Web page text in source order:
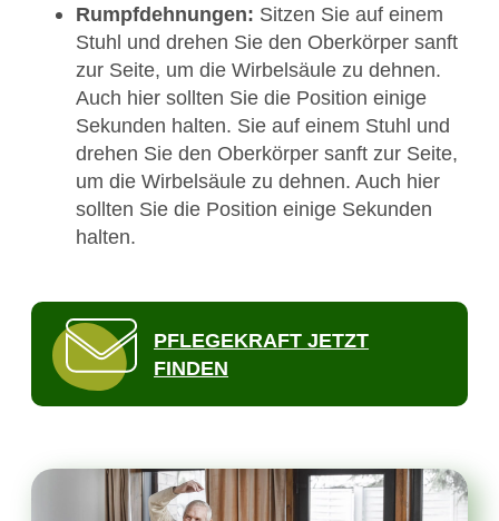
Rumpfdehnungen: Sitzen Sie auf einem
Stuhl und drehen Sie den Oberkörper sanft
zur Seite, um die Wirbelsäule zu dehnen.
Auch hier sollten Sie die Position einige
Sekunden halten. Sie auf einem Stuhl und
drehen Sie den Oberkörper sanft zur Seite,
um die Wirbelsäule zu dehnen. Auch hier
sollten Sie die Position einige Sekunden
halten.
PFLEGEKRAFT JETZT
FINDEN